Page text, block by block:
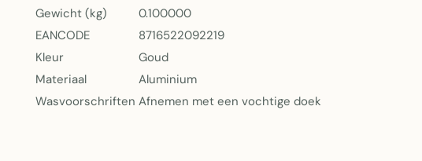
Gewicht (kg)
0.100000
EANCODE
8716522092219
Kleur
Goud
Materiaal
Aluminium
Wasvoorschriften Afnemen met een vochtige doek